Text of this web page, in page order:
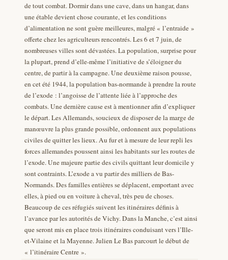
de tout combat. Dormir dans une cave, dans un hangar, dans
une étable devient chose courante, et les conditions
d’alimentation ne sont guère meilleures, malgré « l’entraide »
offerte chez les agriculteurs rencontrés. Les 6 et 7 juin, de
nombreuses villes sont dévastées. La population, surprise pour
la plupart, prend d’elle-même l’initiative de s’éloigner du
centre, de partir à la campagne. Une deuxième raison pousse,
en cet été 1944, la population bas-normande à prendre la route
de l’exode : l’angoisse de l’attente liée à l’approche des
combats. Une dernière cause est à mentionner afin d’expliquer
le départ. Les Allemands, soucieux de disposer de la marge de
manœuvre la plus grande possible, ordonnent aux populations
civiles de quitter les lieux. Au fur et à mesure de leur repli les
forces allemandes poussent ainsi les habitants sur les routes de
l’exode. Une majeure partie des civils quittant leur domicile y
sont contraints. L’exode a vu partir des milliers de Bas-
Normands. Des familles entières se déplacent, emportant avec
elles, à pied ou en voiture à cheval, très peu de choses.
Beaucoup de ces réfugiés suivent les itinéraires définis à
l’avance par les autorités de Vichy. Dans la Manche, c’est ainsi
que seront mis en place trois itinéraires conduisant vers l’Ille-
et-Vilaine et la Mayenne. Julien Le Bas parcourt le début de
« l’itinéraire Centre ».